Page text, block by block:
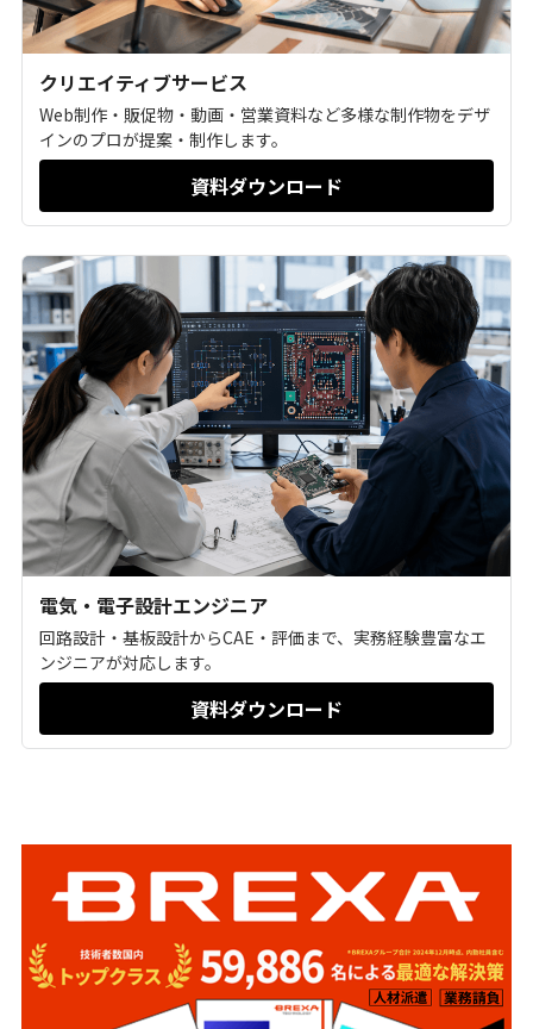
クリエイティブサービス
Web制作・販促物・動画・営業資料など多様な制作物をデザ
インのプロが提案・制作します。
資料ダウンロード
電気・電子設計エンジニア
回路設計・基板設計からCAE・評価まで、実務経験豊富なエ
ンジニアが対応します。
資料ダウンロード